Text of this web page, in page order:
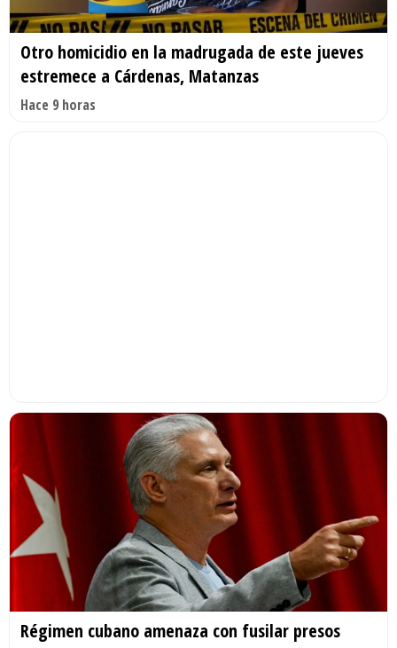
Otro homicidio en la madrugada de este jueves
estremece a Cárdenas, Matanzas
Hace 9 horas
Régimen cubano amenaza con fusilar presos